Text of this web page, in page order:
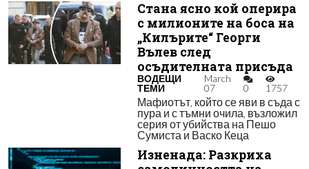
Стана ясно кой оперира
с милионите на боса на
„Килърите“ Георги
Вълев след
осъдителната присъда
ВОДЕЩИ
ТЕМИ
March
07
0 1757
Мафиотът, който се яви в съда с
пура и с тъмни очила, възложил
серия от убийства на Пешо
Сумиста и Васко Кеца
Изненада: Разкриха